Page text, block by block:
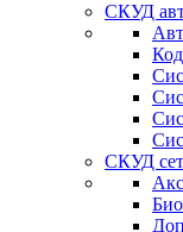
СКУД
СКУД